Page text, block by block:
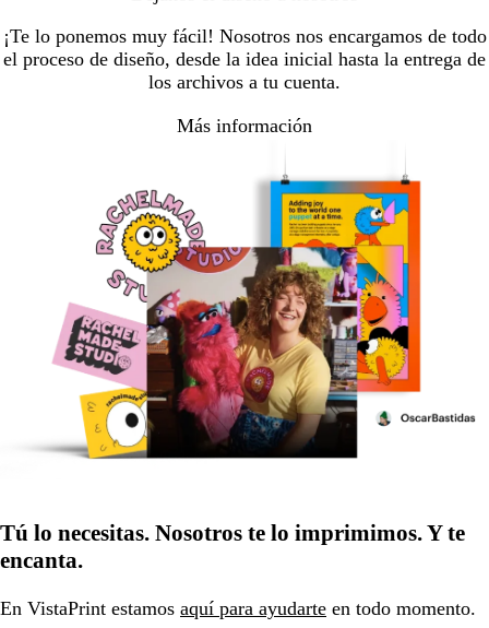
¡Te lo ponemos muy fácil! Nosotros nos encargamos de todo
el proceso de diseño, desde la idea inicial hasta la entrega de
los archivos a tu cuenta.
Más información
Tú lo necesitas. Nosotros te lo imprimimos. Y te
encanta.
En VistaPrint estamos aquí para ayudarte en todo momento.